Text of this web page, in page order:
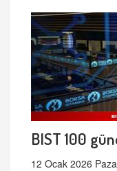
BIST 100
12 Ocak 2026